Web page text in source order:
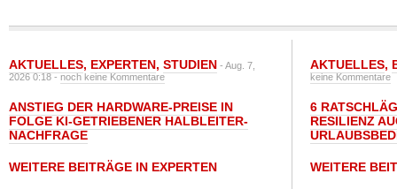
AKTUELLES, EXPERTEN, STUDIEN - Aug. 7,
2026 0:18 -noch keine Kommentare
ANSTIEG DER HARDWARE-PREISE IN
FOLGE KI-GETRIEBENER HALBLEITER-
NACHFRAGE
WEITERE BEITRÄGE IN EXPERTEN
AKTUELLES,
keine Kommentare
6
RESILIENZ
WEITERE